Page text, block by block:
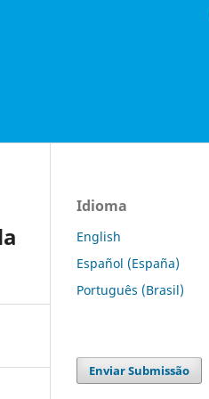
Idioma
English
Español (España)
Português (Brasil)
Enviar Submissão